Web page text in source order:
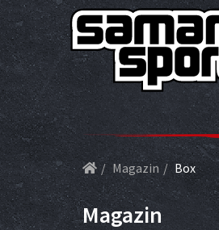
Magazin Box
Magazin